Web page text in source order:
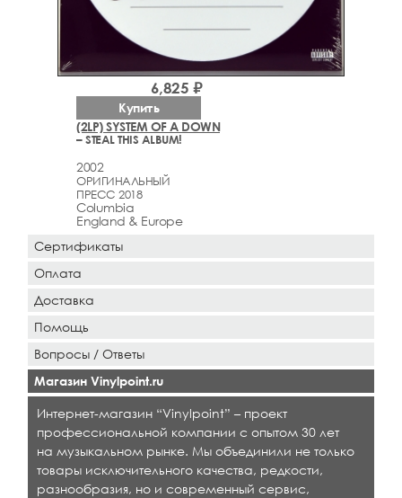
(2LP) SYSTEM OF A DOWN
– STEAL THIS ALBUM!
2002
ОРИГИНАЛЬНЫЙ
ПРЕСС 2018
Columbia
England & Europe
6,825 ₽
Купить
Сертификаты
Оплата
Доставка
Помощь
Вопросы / Ответы
Магазин Vinylpoint.ru
Интернет-магазин “Vinylpoint” – проект
профессиональной компании с опытом 30 лет
на музыкальном рынке. Мы объединили не только
товары исключительного качества, редкости,
разнообразия, но и современный сервис,